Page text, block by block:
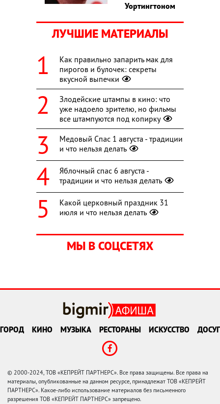
Уортингтоном
ЛУЧШИЕ МАТЕРИАЛЫ
Как правильно запарить мак для
пирогов и булочек: секреты
вкусной выпечки
Злодейские штампы в кино: что
уже надоело зрителю, но фильмы
все штампуются под копирку
Медовый Спас 1 августа - традиции
и что нельзя делать
Яблочный спас 6 августа -
традиции и что нельзя делать
Какой церковный праздник 31
июля и что нельзя делать
МЫ В СОЦСЕТЯХ
ГОРОД КИНО МУЗЫКА РЕСТОРАНЫ ИСКУССТВО ДОСУГ
© 2000-2024, ТОВ «КЕПРЕЙТ ПАРТНЕРС». Все права защищены. Все права на
материалы, опубликованные на данном ресурсе, принадлежат ТОВ «КЕПРЕЙТ
ПАРТНЕРС». Какое-либо использование материалов без письменного
разрешения ТОВ «КЕПРЕЙТ ПАРТНЕРС» запрещено.